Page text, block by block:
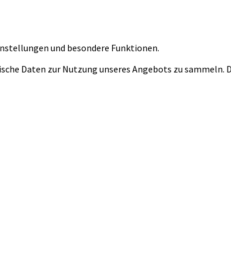
und besondere Funktionen.
Daten zur Nutzung unseres Angebots zu